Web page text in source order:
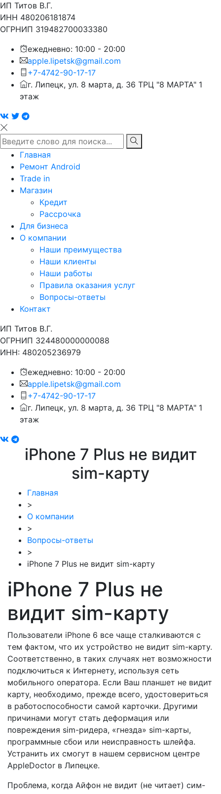
ИП Титов В.Г.
ИНН 480206181874
ОГРНИП 319482700033380
ежедневно: 10:00 - 20:00
apple.lipetsk@gmail.com
+7-4742-90-17-17
г. Липецк, ул. 8 марта, д. 36 ТРЦ "8 МАРТА" 1
этаж
Главная
Ремонт Android
Trade in
Магазин
Кредит
Рассрочка
Для бизнеса
О компании
Наши преимущества
Наши клиенты
Наши работы
Правила оказания услуг
Вопросы-ответы
Контакт
ИП Титов В.Г.
ОГРНИП 324480000000088
ИНН: 480205236979
ежедневно: 10:00 - 20:00
apple.lipetsk@gmail.com
+7-4742-90-17-17
г. Липецк, ул. 8 марта, д. 36 ТРЦ "8 МАРТА" 1
этаж
iPhone 7 Plus не видит
sim-карту
Главная
>
О компании
>
Вопросы-ответы
>
iPhone 7 Plus не видит sim-карту
iPhone 7 Plus не
видит sim-карту
Пользователи iPhone 6 все чаще сталкиваются с
тем фактом, что их устройство не видит sim-карту.
Соответственно, в таких случаях нет возможности
подключиться к Интернету, используя сеть
мобильного оператора. Если Ваш планшет не видит
карту, необходимо, прежде всего, удостовериться
в работоспособности самой карточки. Другими
причинами могут стать деформация или
повреждения sim-ридера, «гнезда» sim-карты,
программные сбои или неисправность шлейфа.
Устранить их смогут в нашем сервисном центре
AppleDoctor в Липецке.
Проблема, когда Айфон не видит (не читает) сим-